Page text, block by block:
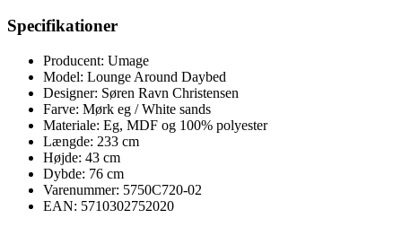
Specifikationer
Producent: Umage
Model: Lounge Around Daybed
Designer: Søren Ravn Christensen
Farve: Mørk eg / White sands
Materiale: Eg, MDF og 100% polyester
Længde: 233 cm
Højde: 43 cm
Dybde: 76 cm
Varenummer: 5750C720-02
EAN: 5710302752020